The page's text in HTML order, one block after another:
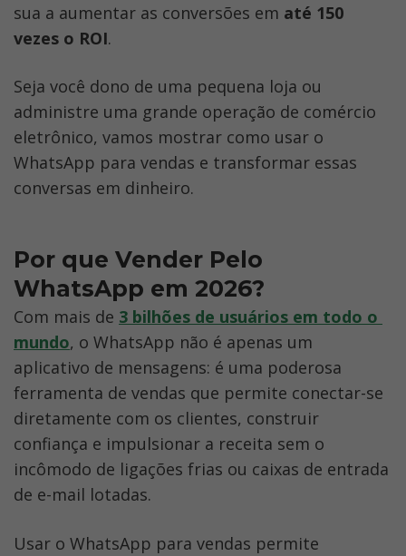
sua a aumentar as conversões em até 150
vezes o ROI.
Seja você dono de uma pequena loja ou
administre uma grande operação de comércio
eletrônico, vamos mostrar como usar o
WhatsApp para vendas e transformar essas
conversas em dinheiro.
Por que Vender Pelo
WhatsApp em 2026?
Com mais de 3 bilhões de usuários em todo o
mundo, o WhatsApp não é apenas um
aplicativo de mensagens: é uma poderosa
ferramenta de vendas que permite conectar-se
diretamente com os clientes, construir
confiança e impulsionar a receita sem o
incômodo de ligações frias ou caixas de entrada
de e-mail lotadas.
Usar o WhatsApp para vendas permite